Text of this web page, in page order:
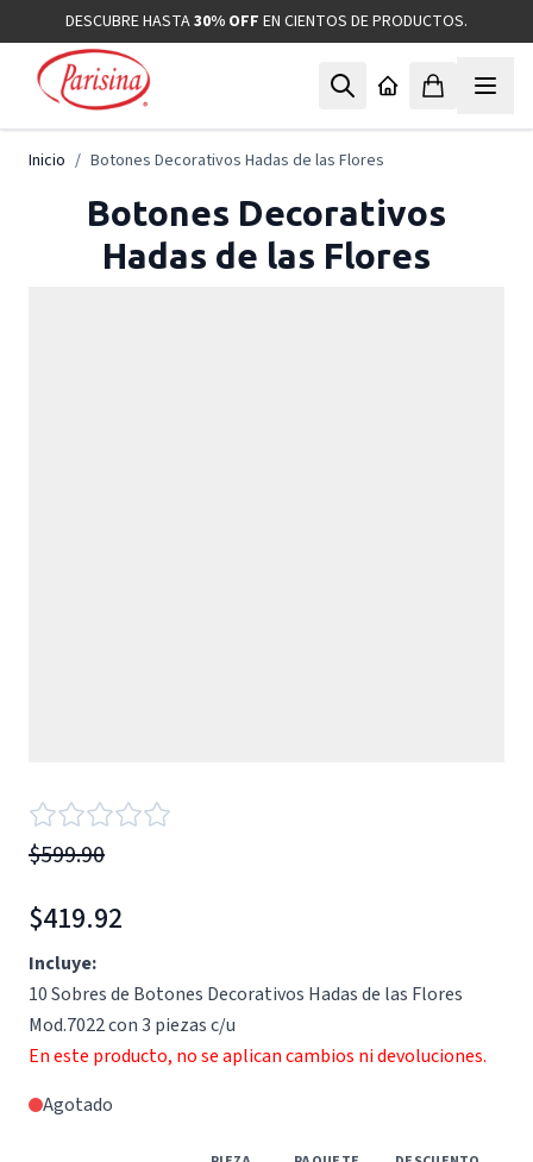
Ir al contenidoDESCUBRE HASTA30% OFF EN CIENTOS DE PRODUCTOS.
Inicio / Botones Decorativos Hadas de las Flores
Botones Decorativos
Hadas de las Flores
$599.90
$419.92
Incluye:
10 Sobres de Botones Decorativos Hadas de las Flores
Mod.7022 con 3 piezas c/u
En este producto, no se aplican cambios ni devoluciones.
Agotado